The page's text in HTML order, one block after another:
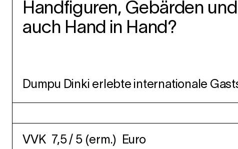
Handfiguren, Gebärden
auch Hand in Hand?
Dumpu Dinki erlebte internationale
VVK 7,5 / 5 (erm.) Euro